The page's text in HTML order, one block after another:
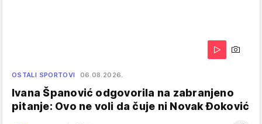
OSTALI SPORTOVI 06.08.2026.
Ivana Španović odgovorila na zabranjeno
pitanje: Ovo ne voli da čuje ni Novak Đoković